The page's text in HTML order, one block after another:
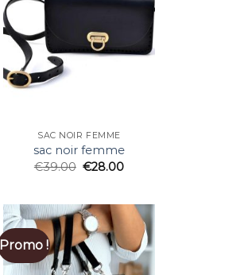
SAC NOIR FEMME
sac noir femme
€39.00 €28.00
Promo !